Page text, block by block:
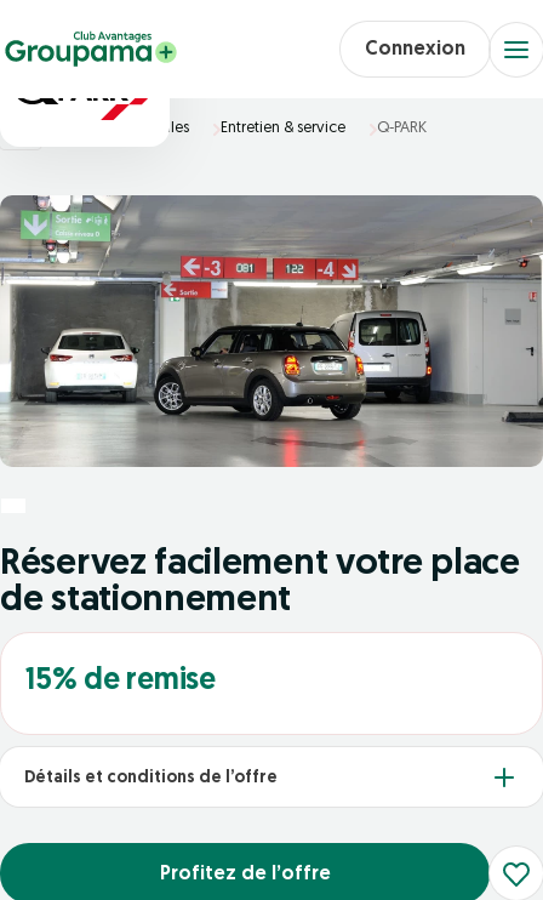
Connexion
Véhicules Entretien & service Q-PARK
Réservez facilement votre place
de stationnement
15% de remise
Détails et conditions de l’offre
Profitez de l’offre